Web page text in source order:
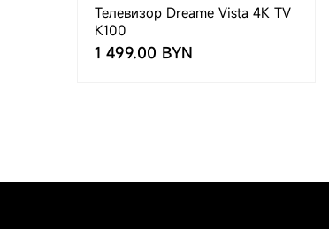
Телевизор Dreame Vista 4K TV
K100
1 499.00 BYN